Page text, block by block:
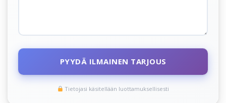
PYYDÄ ILMAINEN TARJOUS
Tietojasi käsitellään luottamuksellisesti